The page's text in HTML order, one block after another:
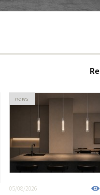
05/08/2026
news